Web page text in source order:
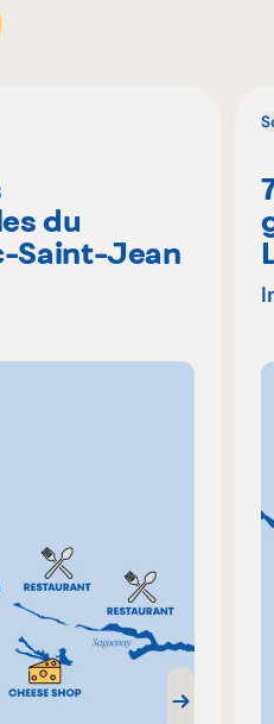
du
Saint-Jean